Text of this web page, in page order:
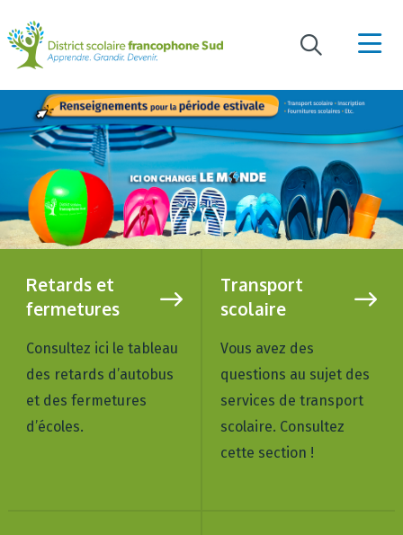
Retards et
fermetures
Consultez ici le tableau
des retards d’autobus
et des fermetures
d’écoles.
Transport
scolaire
Vous avez des
questions au sujet des
services de transport
scolaire. Consultez
cette section !